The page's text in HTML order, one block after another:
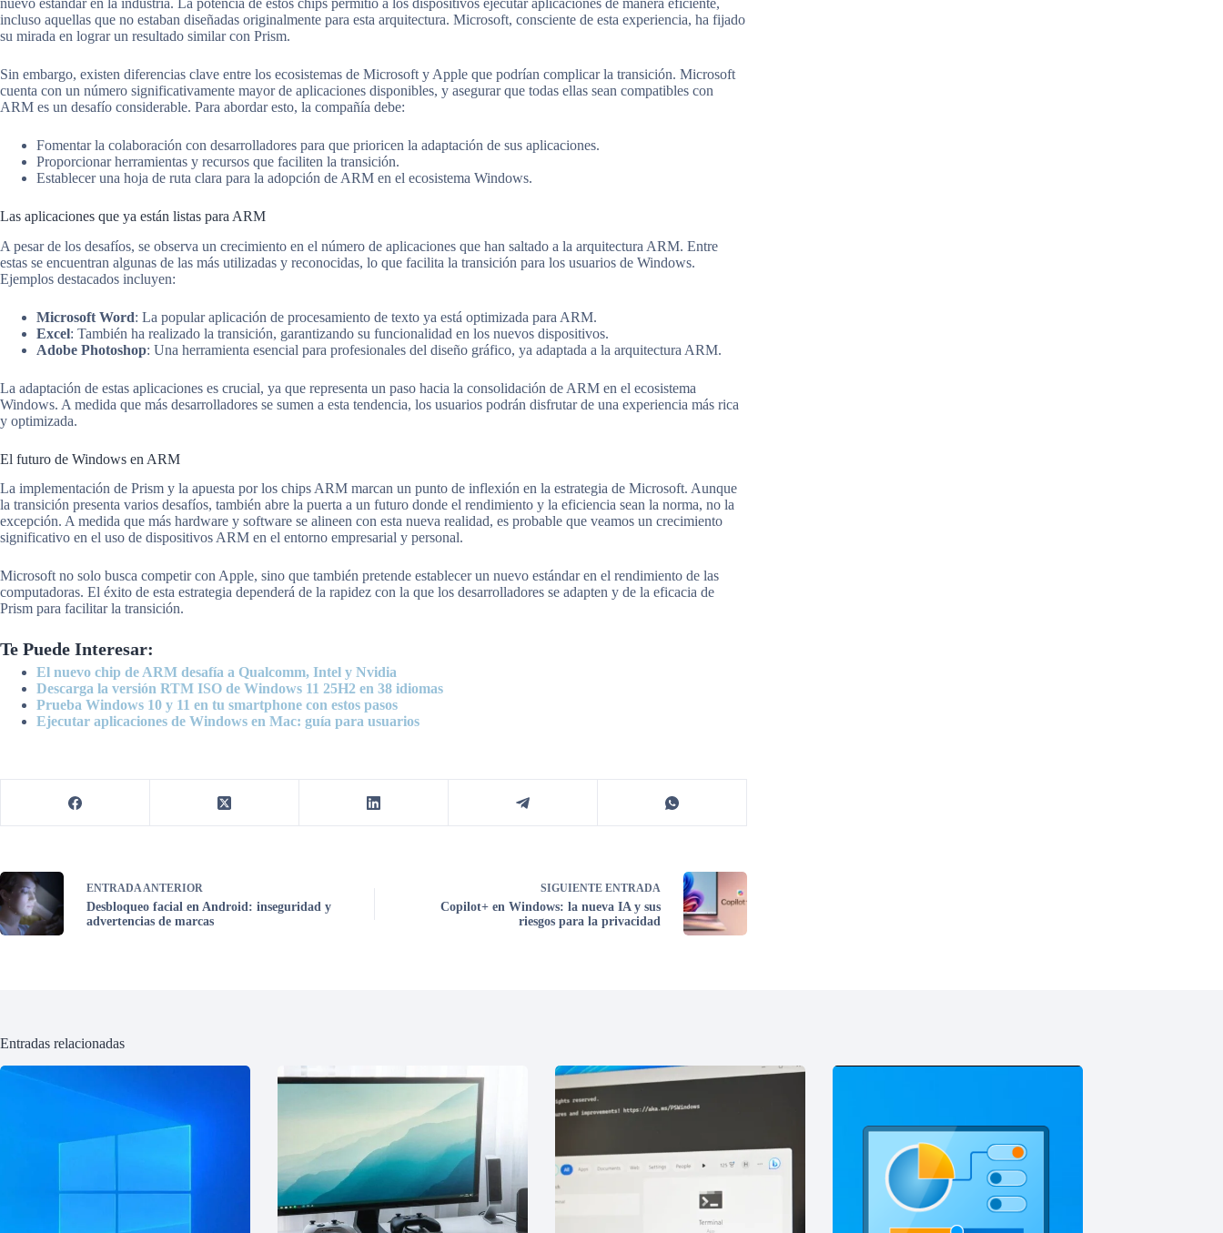
incluso aquellas que no estaban diseñadas originalmente para esta arquitectura. Microsoft, consciente de esta experiencia, ha fijado
su mirada en lograr un resultado similar con Prism.
Sin embargo, existen diferencias clave entre los ecosistemas de Microsoft y Apple que podrían complicar la transición. Microsoft
cuenta con un número significativamente mayor de aplicaciones disponibles, y asegurar que todas ellas sean compatibles con
ARM es un desafío considerable. Para abordar esto, la compañía debe:
Fomentar la colaboración con desarrolladores para que prioricen la adaptación de sus aplicaciones.
Proporcionar herramientas y recursos que faciliten la transición.
Establecer una hoja de ruta clara para la adopción de ARM en el ecosistema Windows.
Las aplicaciones que ya están listas para ARM
A pesar de los desafíos, se observa un crecimiento en el número de aplicaciones que han saltado a la arquitectura ARM. Entre
estas se encuentran algunas de las más utilizadas y reconocidas, lo que facilita la transición para los usuarios de Windows.
Ejemplos destacados incluyen:
Microsoft Word: La popular aplicación de procesamiento de texto ya está optimizada para ARM.
Excel: También ha realizado la transición, garantizando su funcionalidad en los nuevos dispositivos.
Adobe Photoshop: Una herramienta esencial para profesionales del diseño gráfico, ya adaptada a la arquitectura ARM.
La adaptación de estas aplicaciones es crucial, ya que representa un paso hacia la consolidación de ARM en el ecosistema
Windows. A medida que más desarrolladores se sumen a esta tendencia, los usuarios podrán disfrutar de una experiencia más rica
y optimizada.
El futuro de Windows en ARM
La implementación de Prism y la apuesta por los chips ARM marcan un punto de inflexión en la estrategia de Microsoft. Aunque
la transición presenta varios desafíos, también abre la puerta a un futuro donde el rendimiento y la eficiencia sean la norma, no la
excepción. A medida que más hardware y software se alineen con esta nueva realidad, es probable que veamos un crecimiento
significativo en el uso de dispositivos ARM en el entorno empresarial y personal.
Microsoft no solo busca competir con Apple, sino que también pretende establecer un nuevo estándar en el rendimiento de las
computadoras. El éxito de esta estrategia dependerá de la rapidez con la que los desarrolladores se adapten y de la eficacia de
Prism para facilitar la transición.
Te Puede Interesar:
El nuevo chip de ARM desafía a Qualcomm, Intel y Nvidia
Descarga la versión RTM ISO de Windows 11 25H2 en 38 idiomas
Prueba Windows 10 y 11 en tu smartphone con estos pasos
Ejecutar aplicaciones de Windows en Mac: guía para usuarios
ENTRADAANTERIOR
Desbloqueo facial en Android: inseguridad y
advertencias de marcas
SIGUIENTEENTRADA
Copilot+ en Windows: la nueva IA y sus
riesgos para la privacidad
Entradas relacionadas